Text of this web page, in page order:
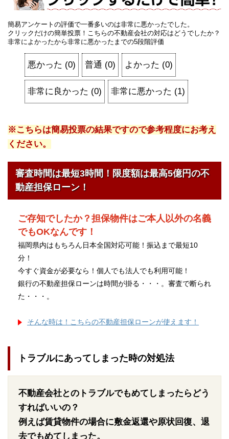
簡易アンケートの評価で一番多いのは非常に悪かったでした。
クリックだけの簡単投票！こちらの不動産会社の対応はどうでしたか？
非常によかったから非常に悪かったまでの5段階評価
悪かった (0) 普通 (0) よかった (0)
非常に良かった (0) 非常に悪かった (1)
※こちらは簡易投票の結果ですので参考程度にお考え
ください。
審査時間は最短3時間！限度額は最高5億円の不
動産担保ローン！
ご存知でしたか？担保物件はご本人以外の名義
でもOKなんです！
福岡県内はもちろん日本全国対応可能！振込まで最短10
分！
今すぐ資金が必要なら！個人でも法人でも利用可能！
銀行の不動産担保ローンは時間が掛る・・・。審査で断られ
た・・・。
そんな時は！こちらの不動産担保ローンが使えます！
トラブルにあってしまった時の対処法
不動産会社とのトラブルでもめてしまったらどう
すればいいの？
例えば賃貸物件の場合に敷金返還や原状回復、退
去でもめてしまった。